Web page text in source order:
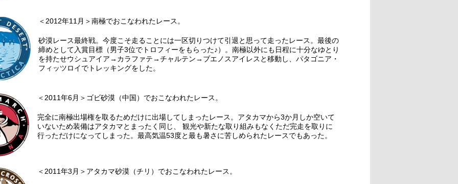
＜2012年11月＞南極でおこなわれたレース。
砂漠レース最終戦。今度こそ走ることには一区切りつけて引退と思って走ったレース。最後の
締めとして入賞目標（男子3位でトロフィーをもらった♪）。南極以外にも日程に十分なゆとり
を持たせウシュアイア→カラファテ→チャルテン→ブエノスアイレスと移動し、パタゴニア・
フィッツロイでトレッキングをした。
＜2011年6月＞ゴビ砂漠（中国）でおこなわれたレース。
完全に南極出場権を取るためだけに出場してしまったレース。アタカマから3か月しか空いて
いないため装備はアタカマとまったく同じ、 観光や新たな取り組みもなくただ完走を取りに
行っただけになってしまった。最高気温53度と最も暑さに苦しめられたレースでもあった。
＜2011年3月＞アタカマ砂漠（チリ）でおこなわれたレース。